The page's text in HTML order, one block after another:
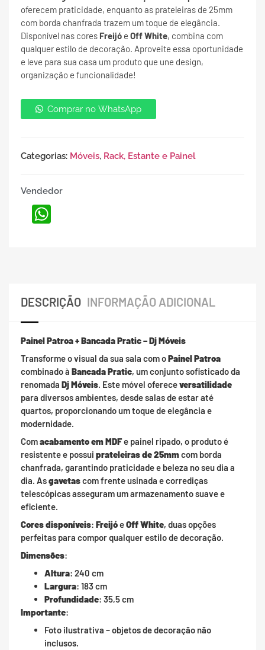
oferecem praticidade, enquanto as prateleiras de 25mm
com borda chanfrada trazem um toque de elegância.
Disponível nas cores Freijó e Off White, combina com
qualquer estilo de decoração. Aproveite essa oportunidade
e leve para sua casa um produto que une design,
organização e funcionalidade!
Comprar no WhatsApp
Categorias: Móveis, Rack, Estante e Painel
Vendedor
DESCRIÇÃO INFORMAÇÃO ADICIONAL
Painel Patroa + Bancada Pratic – Dj Móveis
Transforme o visual da sua sala com oPainel Patroa
combinado à Bancada Pratic, um conjunto sofisticado da
renomada Dj Móveis. Este móvel ofereceversatilidade
para diversos ambientes, desde salas de estar até
quartos, proporcionando um toque de elegância e
modernidade.
Comacabamento em MDFe painel ripado, o produto é
resistente e possui prateleiras de 25mmcom borda
chanfrada, garantindo praticidade e beleza no seu dia a
dia. Asgavetascom frente usinada e corrediças
telescópicas asseguram um armazenamento suave e
eficiente.
Cores disponíveis: FreijóeOff White, duas opções
perfeitas para compor qualquer estilo de decoração.
Dimensões:
Altura: 240 cm
Largura: 183 cm
Profundidade: 35,5 cm
Importante:
Foto ilustrativa – objetos de decoração não
inclusos.